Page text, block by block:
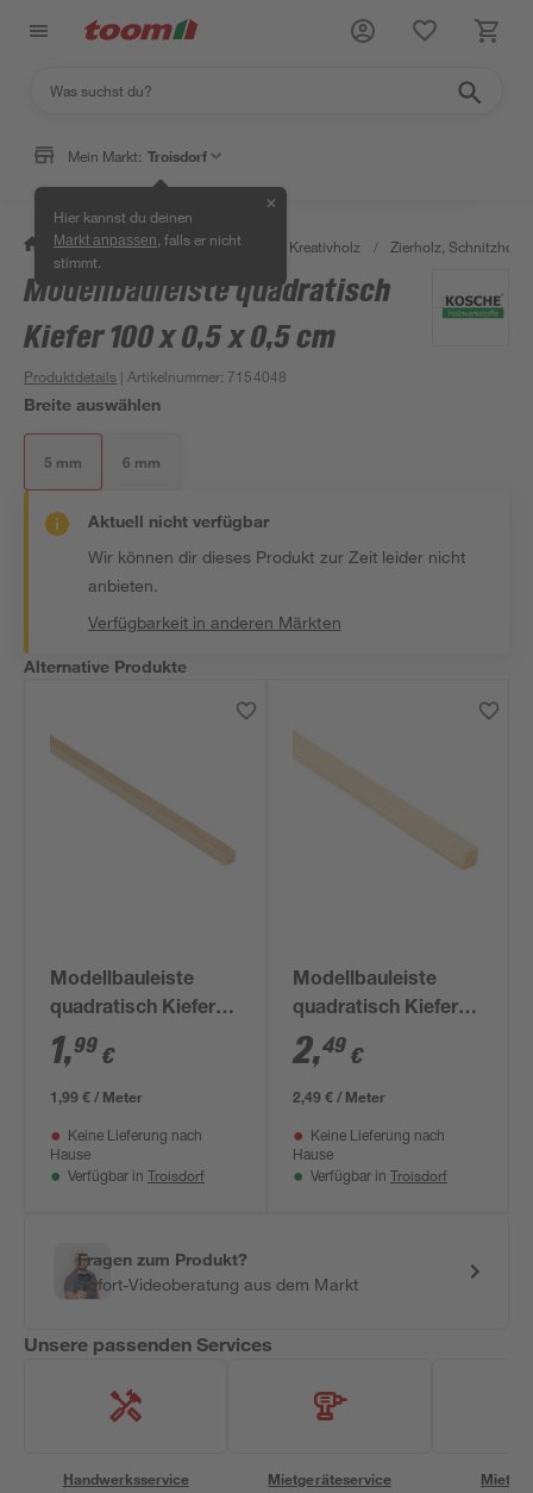
Mein Markt: Troisdorf
Hier kannst du deinen
Markt anpassen , falls er nicht
stimmt.
✕
/ Bauen & Renovieren / Holz Kreativholz / Zierholz, Schnitzholz
Modellbauleiste quadratisch
Kiefer 100 x 0,5 x 0,5 cm
Produktdetails | Artikelnummer: 7154048
Breite auswählen
5 mm 6 mm
Aktuell nicht verfügbar
Wir können dir dieses Produkt zur Zeit leider nicht
anbieten.
Verfügbarkeit in anderen Märkten
Alternative Produkte
Modellbauleiste
quadratisch Kiefer
100 x 0,9 x 0,9 cm
1,99 €
1,99 € / Meter
Keine Lieferung nach
Hause
Verfügbar in Troisdorf
Modellbauleiste
quadratisch Kiefer
100 x 1,2 x 1,2 cm
2,49 €
2,49 € / Meter
Keine Lieferung nach
Hause
Verfügbar in Troisdorf
Fragen zum Produkt?
Sofort-Videoberatung aus dem Markt
Unsere passenden Services
Handwerksservice Mietgeräteservice